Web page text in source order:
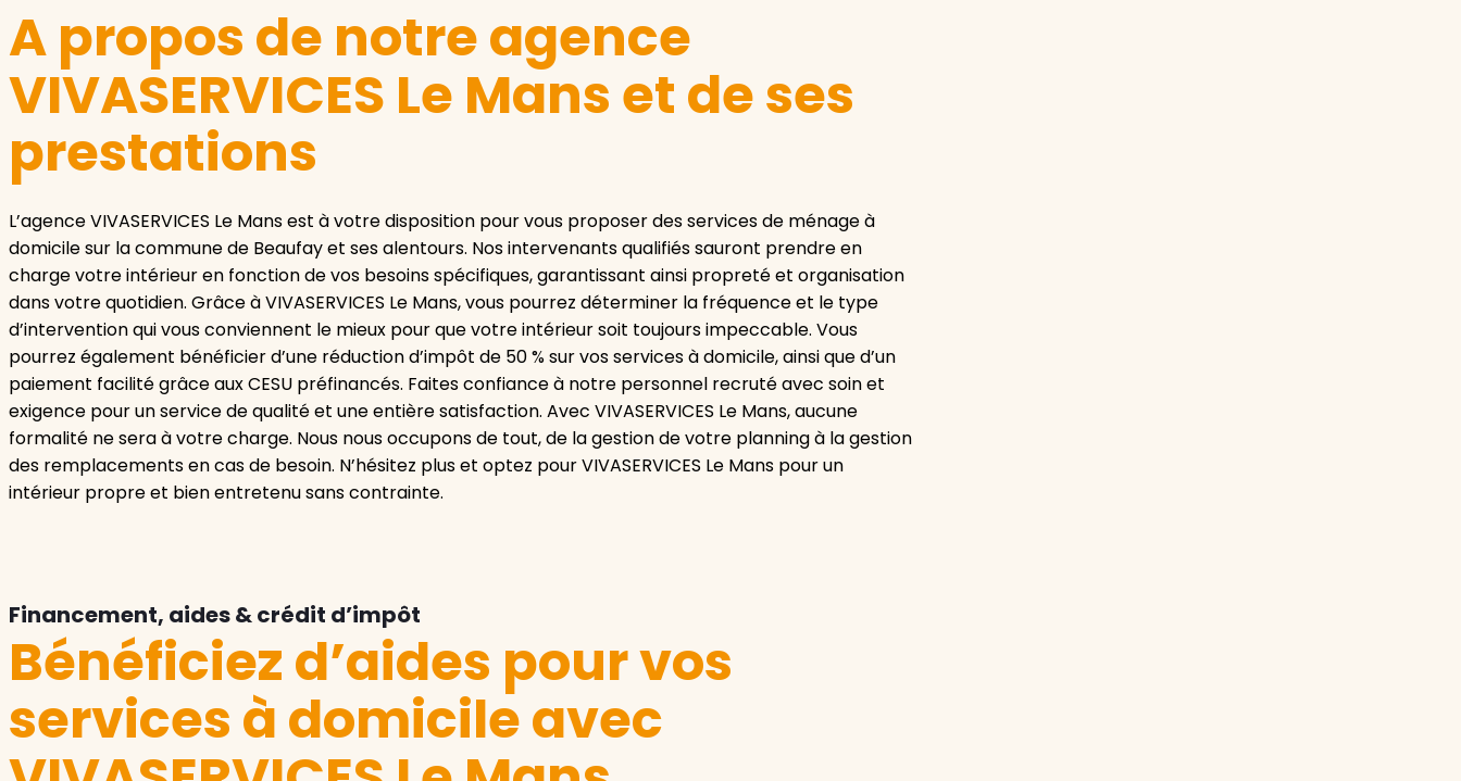
A propos de notre agence
VIVASERVICES Le Mans et de ses
prestations
L’agence VIVASERVICES Le Mans est à votre disposition pour vous proposer des services de ménage à
domicile sur la commune de Beaufay et ses alentours. Nos intervenants qualifiés sauront prendre en
charge votre intérieur en fonction de vos besoins spécifiques, garantissant ainsi propreté et organisation
dans votre quotidien. Grâce à VIVASERVICES Le Mans, vous pourrez déterminer la fréquence et le type
d’intervention qui vous conviennent le mieux pour que votre intérieur soit toujours impeccable. Vous
pourrez également bénéficier d’une réduction d’impôt de 50 % sur vos services à domicile, ainsi que d’un
paiement facilité grâce aux CESU préfinancés. Faites confiance à notre personnel recruté avec soin et
exigence pour un service de qualité et une entière satisfaction. Avec VIVASERVICES Le Mans, aucune
formalité ne sera à votre charge. Nous nous occupons de tout, de la gestion de votre planning à la gestion
des remplacements en cas de besoin. N’hésitez plus et optez pour VIVASERVICES Le Mans pour un
intérieur propre et bien entretenu sans contrainte.
Financement, aides & crédit d’impôt
Bénéficiez d’aides pour vos
services à domicile avec